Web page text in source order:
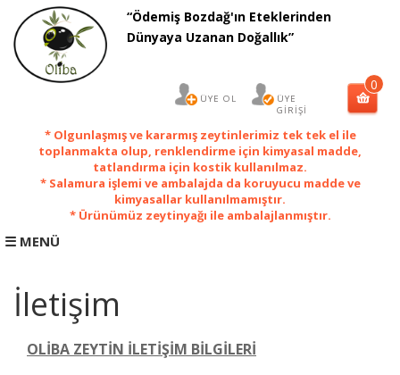
“Ödemiş Bozdağ'ın Eteklerinden
Dünyaya Uzanan Doğallık”
ÜYE OL
ÜYE
GİRİŞİ
0
* Olgunlaşmış ve kararmış zeytinlerimiz tek tek el ile
toplanmakta olup, renklendirme için kimyasal madde,
tatlandırma için kostik kullanılmaz.
* Salamura işlemi ve ambalajda da koruyucu madde ve
kimyasallar kullanılmamıştır.
* Ürünümüz zeytinyağı ile ambalajlanmıştır.
☰ MENÜ
İletişim
OLİBA ZEYTİN İLETİŞİM BİLGİLERİ